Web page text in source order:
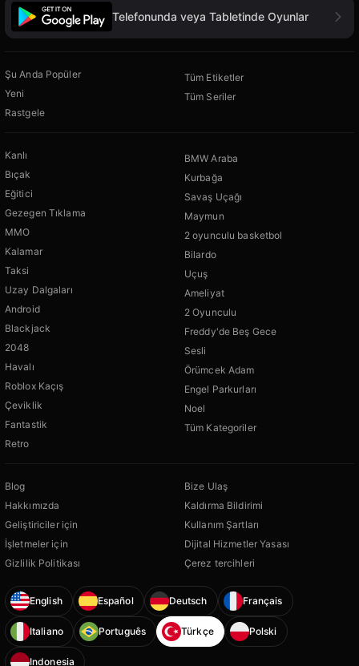
Telefonunda veya Tabletinde Oyunlar
Şu Anda Popüler
Yeni
Rastgele
Tüm Etiketler
Tüm Seriler
Kanlı
Bıçak
Eğitici
Gezegen Tıklama
MMO
Kalamar
Taksi
Uzay Dalgaları
Android
Blackjack
2048
Havalı
Roblox Kaçış
Çeviklik
Fantastik
Retro
BMW Araba
Kurbağa
Savaş Uçağı
Maymun
2 oyunculu basketbol
Bilardo
Uçuş
Ameliyat
2 Oyunculu
Freddy'de Beş Gece
Sesli
Örümcek Adam
Engel Parkurları
Noel
Tüm Kategoriler
Blog
Hakkımızda
Geliştiriciler için
İşletmeler için
Gizlilik Politikası
Bize Ulaş
Kaldırma Bildirimi
Kullanım Şartları
Dijital Hizmetler Yasası
Çerez tercihleri
English Español Deutsch Français
Italiano Português Türkçe Polski
Indonesia